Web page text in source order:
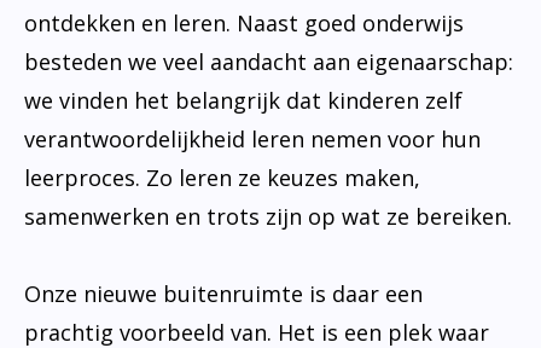
ontdekken en leren. Naast goed onderwijs
besteden we veel aandacht aan eigenaarschap:
we vinden het belangrijk dat kinderen zelf
verantwoordelijkheid leren nemen voor hun
leerproces. Zo leren ze keuzes maken,
samenwerken en trots zijn op wat ze bereiken.
Onze nieuwe buitenruimte is daar een
prachtig voorbeeld van. Het is een plek waar